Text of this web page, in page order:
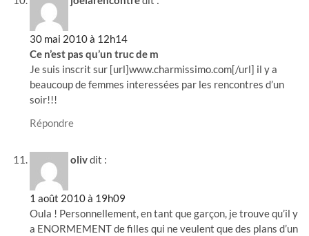
30 mai 2010 à 12h14
Ce n’est pas qu’un truc de m
Je suis inscrit sur [url]www.charmissimo.com[/url] il y a
beaucoup de femmes interessées par les rencontres d’un
soir!!!
Répondre
olivdit :
1 août 2010 à 19h09
Oula ! Personnellement, en tant que garçon, je trouve qu’il y
a ENORMEMENT de filles qui ne veulent que des plans d’un